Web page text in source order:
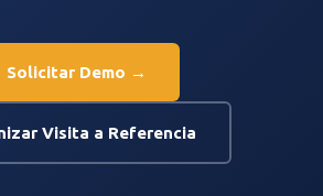
Solicitar Demo →
Visita a Referencia